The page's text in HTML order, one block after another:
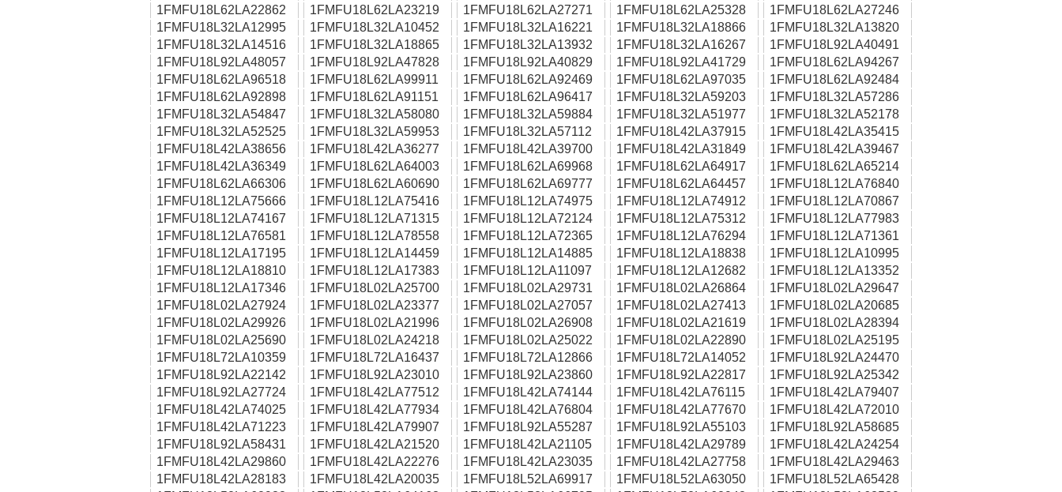
1FMFU18L62LA22862
1FMFU18L62LA23219 1FMFU18L62LA27271 1FMFU18L62LA25328
1FMFU18L62LA27246
1FMFU18L32LA12995
1FMFU18L32LA10452 1FMFU18L32LA16221 1FMFU18L32LA18866
1FMFU18L32LA13820
1FMFU18L32LA14516
1FMFU18L32LA18865 1FMFU18L32LA13932 1FMFU18L32LA16267
1FMFU18L92LA40491
1FMFU18L92LA48057
1FMFU18L92LA47828 1FMFU18L92LA40829 1FMFU18L92LA41729
1FMFU18L62LA94267
1FMFU18L62LA96518
1FMFU18L62LA99911 1FMFU18L62LA92469 1FMFU18L62LA97035
1FMFU18L62LA92484
1FMFU18L62LA92898
1FMFU18L62LA91151 1FMFU18L62LA96417 1FMFU18L32LA59203
1FMFU18L32LA57286
1FMFU18L32LA54847
1FMFU18L32LA58080 1FMFU18L32LA59884 1FMFU18L32LA51977
1FMFU18L32LA52178
1FMFU18L32LA52525
1FMFU18L32LA59953 1FMFU18L32LA57112 1FMFU18L42LA37915
1FMFU18L42LA35415
1FMFU18L42LA38656
1FMFU18L42LA36277 1FMFU18L42LA39700 1FMFU18L42LA31849
1FMFU18L42LA39467
1FMFU18L42LA36349
1FMFU18L62LA64003 1FMFU18L62LA69968 1FMFU18L62LA64917
1FMFU18L62LA65214
1FMFU18L62LA66306
1FMFU18L62LA60690 1FMFU18L62LA69777 1FMFU18L62LA64457
1FMFU18L12LA76840
1FMFU18L12LA75666
1FMFU18L12LA75416 1FMFU18L12LA74975 1FMFU18L12LA74912
1FMFU18L12LA70867
1FMFU18L12LA74167
1FMFU18L12LA71315 1FMFU18L12LA72124 1FMFU18L12LA75312
1FMFU18L12LA77983
1FMFU18L12LA76581
1FMFU18L12LA78558 1FMFU18L12LA72365 1FMFU18L12LA76294
1FMFU18L12LA71361
1FMFU18L12LA17195
1FMFU18L12LA14459 1FMFU18L12LA14885 1FMFU18L12LA18838
1FMFU18L12LA10995
1FMFU18L12LA18810
1FMFU18L12LA17383 1FMFU18L12LA11097 1FMFU18L12LA12682
1FMFU18L12LA13352
1FMFU18L12LA17346
1FMFU18L02LA25700 1FMFU18L02LA29731 1FMFU18L02LA26864
1FMFU18L02LA29647
1FMFU18L02LA27924
1FMFU18L02LA23377 1FMFU18L02LA27057 1FMFU18L02LA27413
1FMFU18L02LA20685
1FMFU18L02LA29926
1FMFU18L02LA21996 1FMFU18L02LA26908 1FMFU18L02LA21619
1FMFU18L02LA28394
1FMFU18L02LA25690
1FMFU18L02LA24218 1FMFU18L02LA25022 1FMFU18L02LA22890
1FMFU18L02LA25195
1FMFU18L72LA10359
1FMFU18L72LA16437 1FMFU18L72LA12866 1FMFU18L72LA14052
1FMFU18L92LA24470
1FMFU18L92LA22142
1FMFU18L92LA23010 1FMFU18L92LA23860 1FMFU18L92LA22817
1FMFU18L92LA25342
1FMFU18L92LA27724
1FMFU18L42LA77512 1FMFU18L42LA74144 1FMFU18L42LA76115
1FMFU18L42LA79407
1FMFU18L42LA74025
1FMFU18L42LA77934 1FMFU18L42LA76804 1FMFU18L42LA77670
1FMFU18L42LA72010
1FMFU18L42LA71223
1FMFU18L42LA79907 1FMFU18L92LA55287 1FMFU18L92LA55103
1FMFU18L92LA58685
1FMFU18L92LA58431
1FMFU18L42LA21520 1FMFU18L42LA21105 1FMFU18L42LA29789
1FMFU18L42LA24254
1FMFU18L42LA29860
1FMFU18L42LA22276 1FMFU18L42LA23035 1FMFU18L42LA27758
1FMFU18L42LA29463
1FMFU18L42LA28183
1FMFU18L42LA20035 1FMFU18L52LA69917 1FMFU18L52LA63050
1FMFU18L52LA65428